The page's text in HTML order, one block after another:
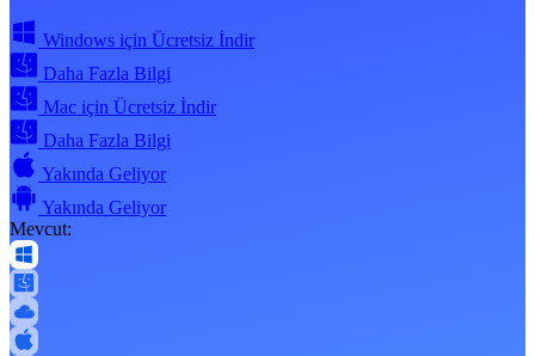
Windows için Ücretsiz İndir
Daha Fazla Bilgi
Mac için Ücretsiz İndir
Daha Fazla Bilgi
Yakında Geliyor
Yakında Geliyor
Mevcut: